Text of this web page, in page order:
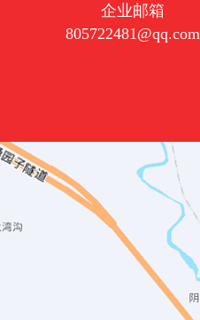
企业邮箱
805722481@qq.com